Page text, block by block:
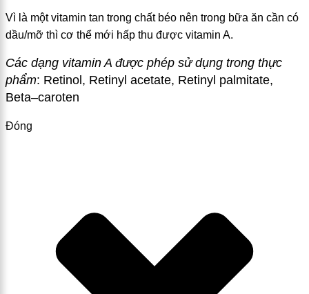
Vì là một vitamin tan trong chất béo nên trong bữa ăn cần có
dầu/mỡ thì cơ thể mới hấp thu được vitamin A.
Các dạng vitamin A được phép sử dụng trong thực
phẩm: Retinol, Retinyl acetate, Retinyl palmitate,
Beta–caroten
Đóng